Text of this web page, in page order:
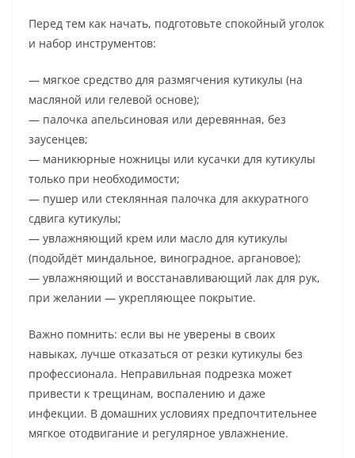
Перед тем как начать, подготовьте спокойный уголок
и набор инструментов:
— мягкое средство для размягчения кутикулы (на
масляной или гелевой основе);
— палочка апельсиновая или деревянная, без
заусенцев;
— маникюрные ножницы или кусачки для кутикулы
только при необходимости;
— пушер или стеклянная палочка для аккуратного
сдвига кутикулы;
— увлажняющий крем или масло для кутикулы
(подойдёт миндальное, виноградное, аргановое);
— увлажняющий и восстанавливающий лак для рук,
при желании — укрепляющее покрытие.
Важно помнить: если вы не уверены в своих
навыках, лучше отказаться от резки кутикулы без
профессионала. Неправильная подрезка может
привести к трещинам, воспалению и даже
инфекции. В домашних условиях предпочтительнее
мягкое отодвигание и регулярное увлажнение.